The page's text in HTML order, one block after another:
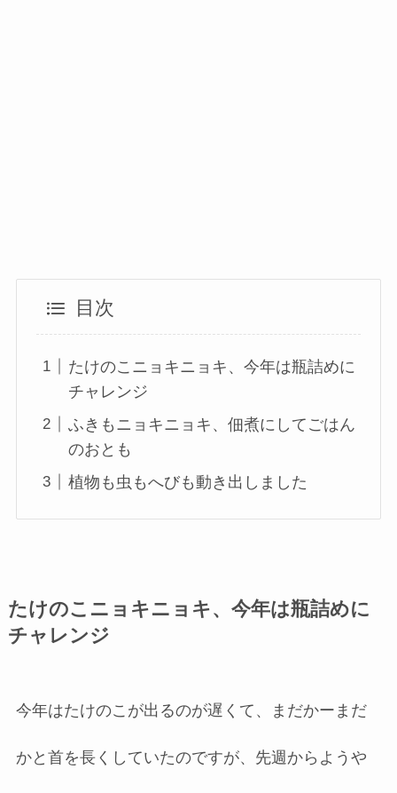
目次
たけのこニョキニョキ、今年は瓶詰めに
チャレンジ
ふきもニョキニョキ、佃煮にしてごはん
のおとも
植物も虫もへびも動き出しました
たけのこニョキニョキ、今年は瓶詰めに
チャレンジ
今年はたけのこが出るのが遅くて、まだかーまだ
かと首を長くしていたのですが、先週からようや